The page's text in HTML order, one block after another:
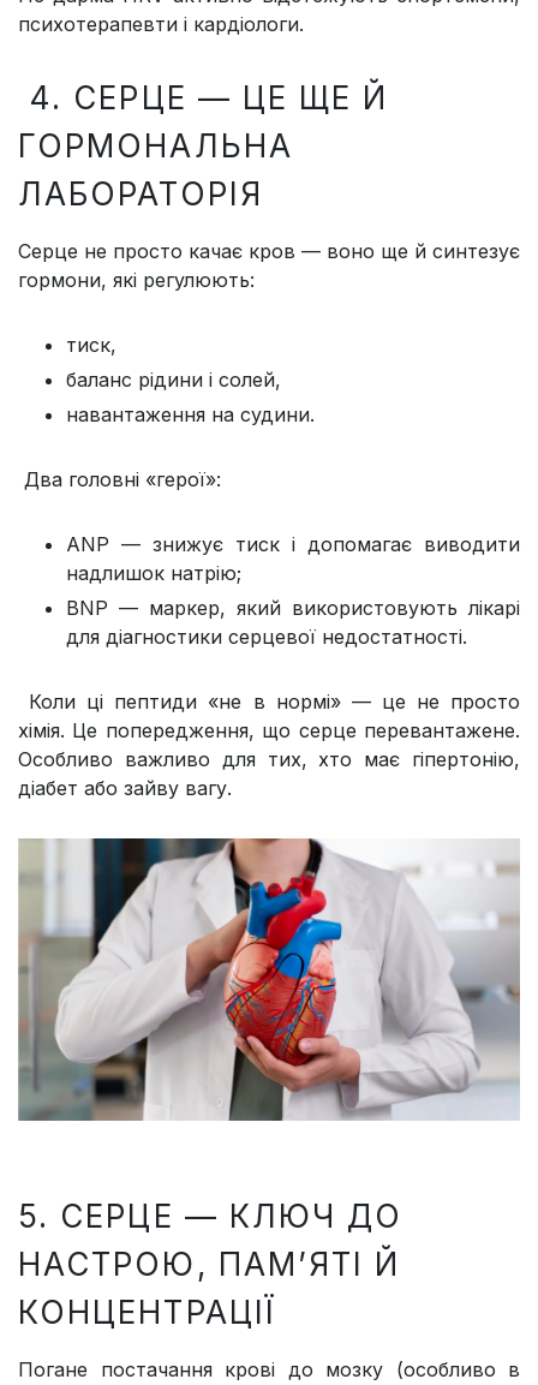
психотерапевти і кардіологи.
4. СЕРЦЕ — ЦЕ ЩЕ Й
ГОРМОНАЛЬНА
ЛАБОРАТОРІЯ
Серце не просто качає кров — воно ще й синтезує
гормони, які регулюють:
тиск,
баланс рідини і солей,
навантаження на судини.
Два головні «герої»:
ANP — знижує тиск і допомагає виводити
надлишок натрію;
BNP — маркер, який використовують лікарі
для діагностики серцевої недостатності.
Коли ці пептиди «не в нормі» — це не просто
хімія. Це попередження, що серце перевантажене.
Особливо важливо для тих, хто має гіпертонію,
діабет або зайву вагу.
5. СЕРЦЕ — КЛЮЧ ДО
НАСТРОЮ, ПАМ’ЯТІ Й
КОНЦЕНТРАЦІЇ
Погане постачання крові до мозку (особливо в